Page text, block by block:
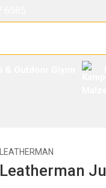
LEATHERMAN
Leatherman